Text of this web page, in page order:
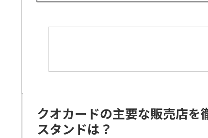
クオカードの主要な販売店
スタンドは？